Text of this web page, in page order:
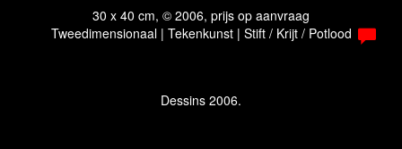
30 x 40 cm, © 2006, prijs op aanvraag
Tweedimensionaal | Tekenkunst | Stift / Krijt / Potlood
Dessins 2006.